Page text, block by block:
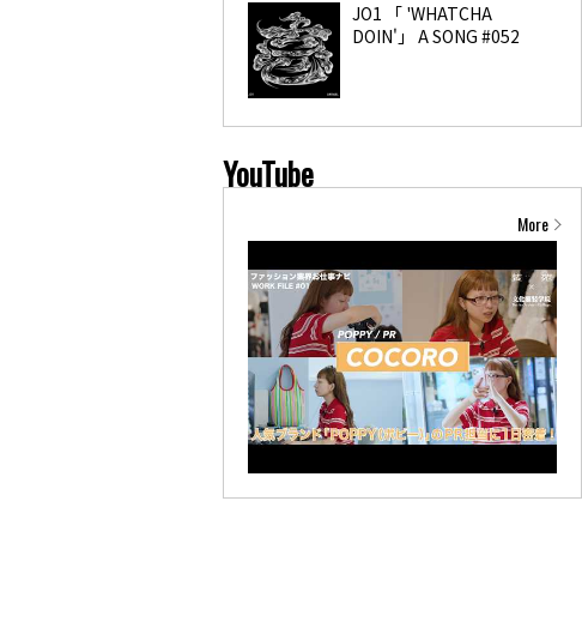
JO1 「 'WHATCHA
DOIN'」 A SONG #052
YouTube
More